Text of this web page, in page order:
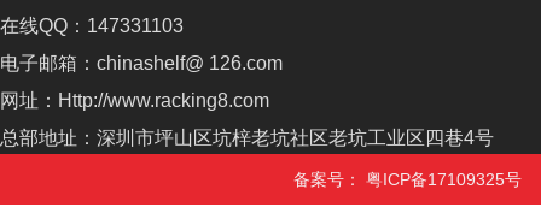
在线QQ：147331103
电子邮箱：chinashelf@ 126.com
网址：Http://www.racking8.com
总部地址：深圳市坪山区坑梓老坑社区老坑工业区四巷4号
备案号： 粤ICP备17109325号